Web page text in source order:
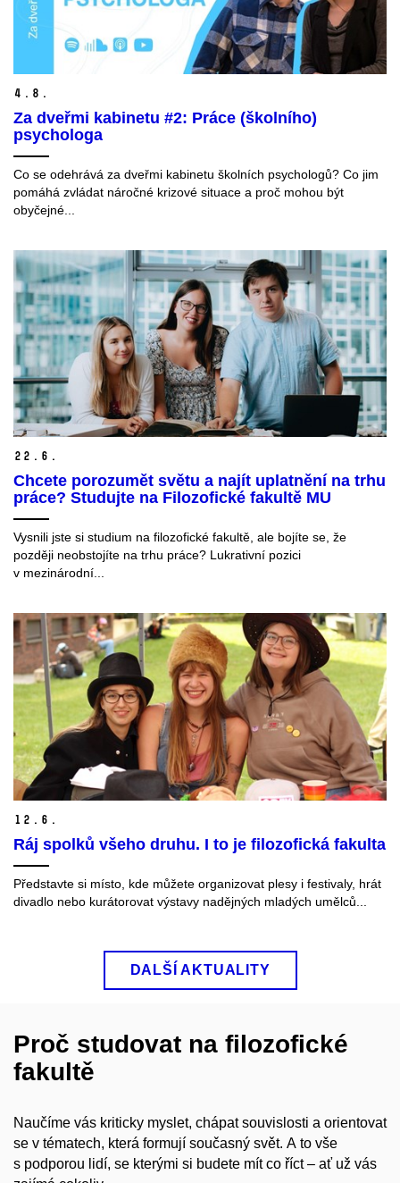
4. 8.
Za dveřmi kabinetu #2: Práce (školního)
psychologa
Co se odehrává za dveřmi kabinetu školních psychologů? Co jim
pomáhá zvládat náročné krizové situace a proč mohou být
obyčejné...
22. 6.
Chcete porozumět světu a najít uplatnění na trhu
práce? Studujte na Filozofické fakultě MU
Vysnili jste si studium na filozofické fakultě, ale bojíte se, že
později neobstojíte na trhu práce? Lukrativní pozici
v mezinárodní...
12. 6.
Ráj spolků všeho druhu. I to je filozofická fakulta
Představte si místo, kde můžete organizovat plesy i festivaly, hrát
divadlo nebo kurátorovat výstavy nadějných mladých umělců...
DALŠÍ AKTUALITY
Proč studovat na filozofické
fakultě
Naučíme vás kriticky myslet, chápat souvislosti a orientovat
se v tématech, která formují současný svět. A to vše
s podporou lidí, se kterými si budete mít co říct – ať už vás